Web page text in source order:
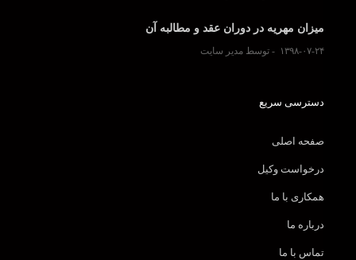
میزان مهریه در دوران عقد و مطالبه آن
۱۳۹۸-۰۷-۲۴ توسط مدیر سایت
دسترسی سریع
صفحه اصلی
درخواست وکیل
همکاری با ما
درباره ما
تماس با ما